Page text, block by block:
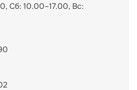
Сб: 10.00–17.00, Вс: